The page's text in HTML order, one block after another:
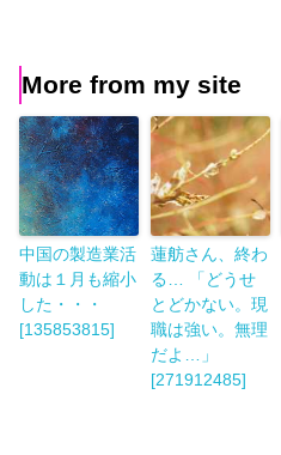
More from my site
中国の製造業活
動は１月も縮小
した・・・
[135853815]
蓮舫さん、終わ
る… 「どうせ
とどかない。現
職は強い。無理
だよ…」
[271912485]